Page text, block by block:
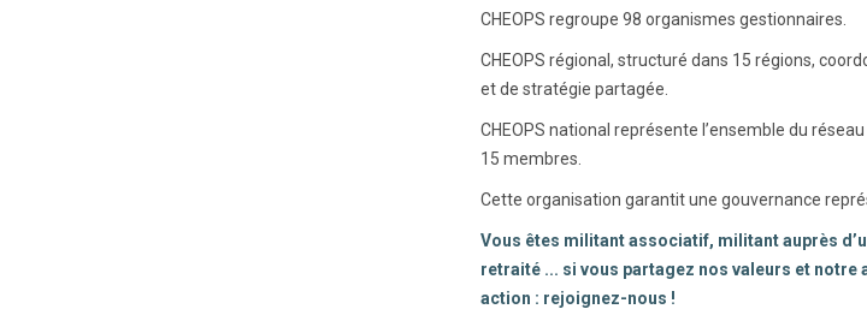
CHEOPS regroupe 98 organismes gestionnaires.
CHEOPS régional, structuré dans 15 régions,
et de stratégie partagée.
CHEOPS national représente l’ensemble du
15 membres.
Cette organisation garantit une gouvernance
Vous êtes militant associatif, militant auprès
retraité ... si vous partagez nos valeurs et
action : rejoignez-nous !